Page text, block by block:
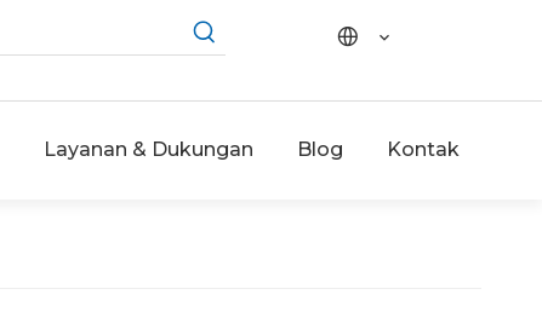
Layanan & Dukungan Blog Kontak